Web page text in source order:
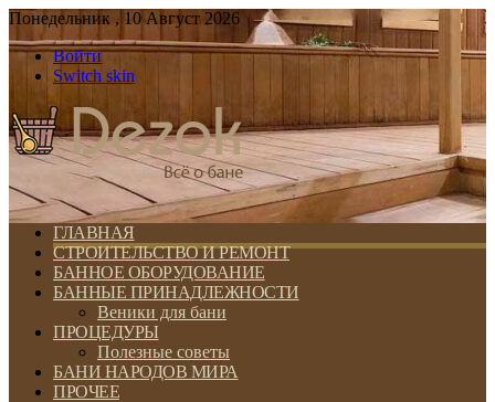
Понедельник , 10 Август 2026
Войти
Switch skin
ГЛАВНАЯ
СТРОИТЕЛЬСТВО И РЕМОНТ
БАННОЕ ОБОРУДОВАНИЕ
БАННЫЕ ПРИНАДЛЕЖНОСТИ
Веники для бани
ПРОЦЕДУРЫ
Полезные советы
БАНИ НАРОДОВ МИРА
ПРОЧЕЕ